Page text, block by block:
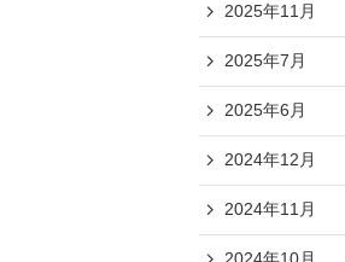
2025年11月
2025年7月
2025年6月
2024年12月
2024年11月